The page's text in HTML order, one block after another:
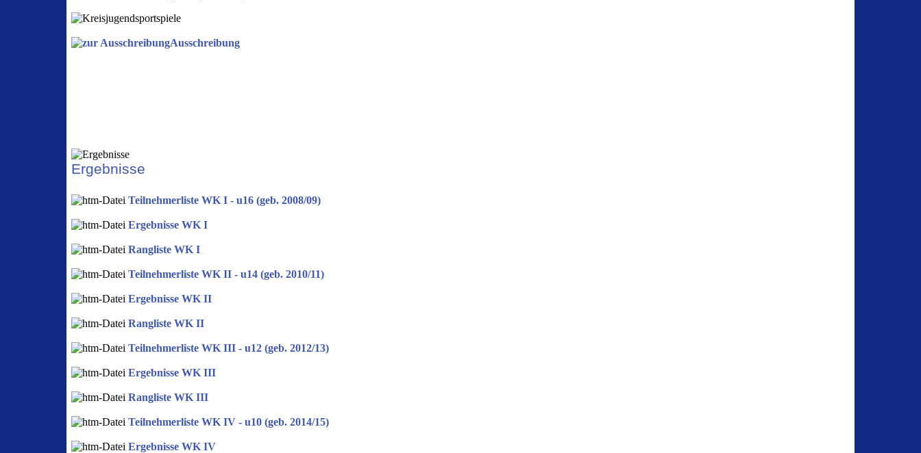
Ausschreibung
Ergebnisse
Teilnehmerliste WK I - u16 (geb. 2008/09)
Ergebnisse WK I
Rangliste WK I
Teilnehmerliste WK II - u14 (geb. 2010/11)
Ergebnisse WK II
Rangliste WK II
Teilnehmerliste WK III - u12 (geb. 2012/13)
Ergebnisse WK III
Rangliste WK III
Teilnehmerliste WK IV - u10 (geb. 2014/15)
Ergebnisse WK IV